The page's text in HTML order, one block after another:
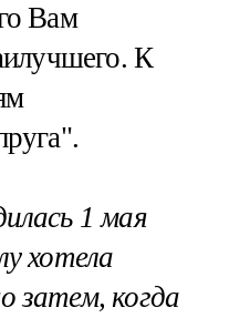
Вам
К
1 мая
хотела
затем, когда